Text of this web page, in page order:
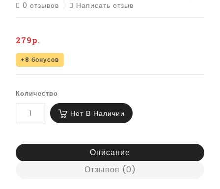
0 отзывов Написать отзыв
279р.
+8 бонусов
Количество
Нет В Наличии
Описание
Отзывов (0)